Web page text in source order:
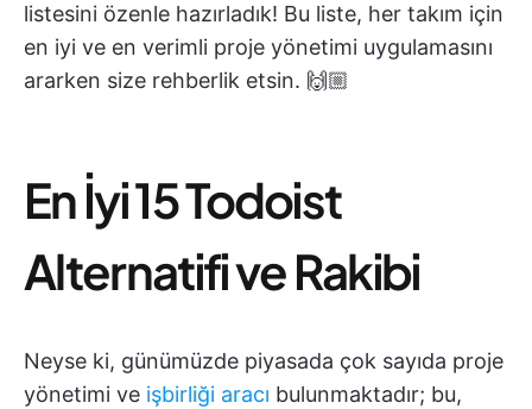
listesini özenle hazırladık! Bu liste, her takım için
en iyi ve en verimli proje yönetimi uygulamasını
ararken size rehberlik etsin. 🙌🏼
En İyi 15 Todoist
Alternatifi ve Rakibi
Neyse ki, günümüzde piyasada çok sayıda proje
yönetimi ve işbirliği aracı bulunmaktadır; bu,